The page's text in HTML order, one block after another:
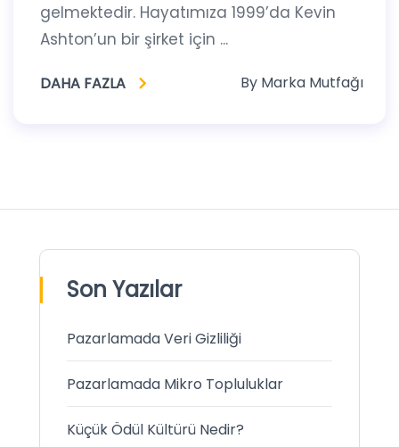
Son Yazılar
Pazarlamada Veri Gizliliği
Pazarlamada Mikro Topluluklar
Küçük Ödül Kültürü Nedir?
gelmektedir. Hayatımıza 1999’da Kevin
Ashton’un bir şirket için ...
DAHA FAZLA By Marka Mutfağı